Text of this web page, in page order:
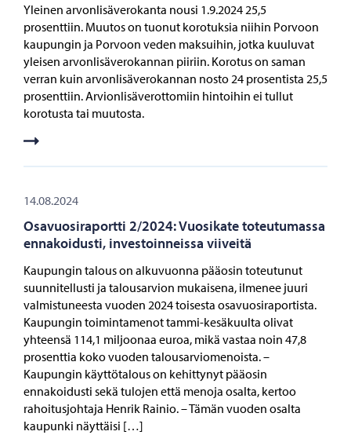
Yleinen arvonlisäverokanta nousi 1.9.2024 25,5
prosenttiin. Muutos on tuonut korotuksia niihin Porvoon
kaupungin ja Porvoon veden maksuihin, jotka kuuluvat
yleisen arvonlisäverokannan piiriin. Korotus on saman
verran kuin arvonlisäverokannan nosto 24 prosentista 25,5
prosenttiin. Arvionlisäverottomiin hintoihin ei tullut
korotusta tai muutosta.
14.08.2024
Osavuosiraportti 2/2024: Vuosikate toteutumassa
ennakoidusti, investoinneissa viiveitä
Kaupungin talous on alkuvuonna pääosin toteutunut
suunnitellusti ja talousarvion mukaisena, ilmenee juuri
valmistuneesta vuoden 2024 toisesta osavuosiraportista.
Kaupungin toimintamenot tammi-kesäkuulta olivat
yhteensä 114,1 miljoonaa euroa, mikä vastaa noin 47,8
prosenttia koko vuoden talousarviomenoista. –
Kaupungin käyttötalous on kehittynyt pääosin
ennakoidusti sekä tulojen että menoja osalta, kertoo
rahoitusjohtaja Henrik Rainio. – Tämän vuoden osalta
kaupunki näyttäisi […]